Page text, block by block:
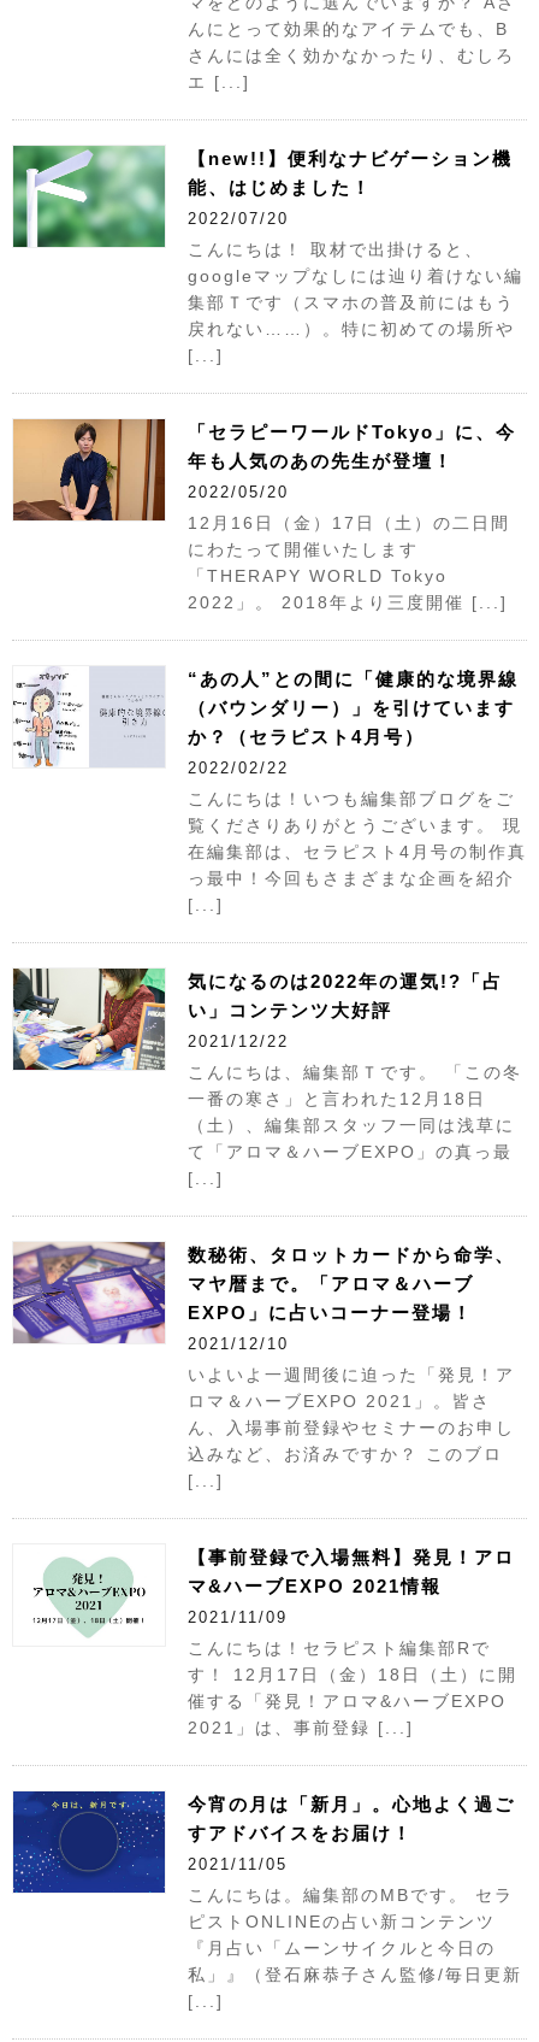
んにとって効果的なアイテムでも、B
さんには全く効かなかったり、むしろ
エ [...]
【new!!】便利なナビゲーション機
能、はじめました！
2022/07/20
こんにちは！ 取材で出掛けると、
googleマップなしには辿り着けない編
集部Ｔです（スマホの普及前にはもう
戻れない……）。特に初めての場所や
[...]
「セラピーワールドTokyo」に、今
年も人気のあの先生が登壇！
2022/05/20
12月16日（金）17日（土）の二日間
にわたって開催いたします
「THERAPY WORLD Tokyo
2022」。 2018年より三度開催 [...]
“あの人”との間に「健康的な境界線
（バウンダリー）」を引けています
か？（セラピスト4月号）
2022/02/22
こんにちは！いつも編集部ブログをご
覧くださりありがとうございます。 現
在編集部は、セラピスト4月号の制作真
っ最中！今回もさまざまな企画を紹介
[...]
気になるのは2022年の運気!?「占
い」コンテンツ大好評
2021/12/22
こんにちは、編集部Ｔです。 「この冬
一番の寒さ」と言われた12月18日
（土）、編集部スタッフ一同は浅草に
て「アロマ＆ハーブEXPO」の真っ最
[...]
数秘術、タロットカードから命学、
マヤ暦まで。「アロマ＆ハーブ
EXPO」に占いコーナー登場！
2021/12/10
いよいよ一週間後に迫った「発見！ア
ロマ＆ハーブEXPO 2021」。皆さ
ん、入場事前登録やセミナーのお申し
込みなど、お済みですか？ このブロ
[...]
【事前登録で入場無料】発見！アロ
マ&ハーブEXPO 2021情報
2021/11/09
こんにちは！セラピスト編集部Rで
す！ 12月17日（金）18日（土）に開
催する「発見！アロマ&ハーブEXPO
2021」は、事前登録 [...]
今宵の月は「新月」。心地よく過ご
すアドバイスをお届け！
2021/11/05
こんにちは。編集部のMBです。 セラ
ピストONLINEの占い新コンテンツ
『月占い「ムーンサイクルと今日の
私」』（登石麻恭子さん監修/毎日更新
[...]